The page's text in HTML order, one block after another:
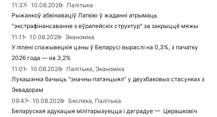
11:37 10.08.2026
Палітыка
Рыжанкоў абвінаваціў Латвію ў жаданні атрымаць
"экстрафінансаванне з еўрапейскіх структур" за закрыццё мяжы
11:11
10.08.2026
Эканоміка
У ліпені спажывецкія цэны ў Беларусі выраслі на 0,3%, з пачатку
2026 года — на 3,2%
11:01
10.08.2026
Палітыка, Эканоміка
Лукашэнка бачыць "значны патэнцыял" у двухбаковых стасунках з
Эквадорам
09:47
10.08.2026
Бяспека, Палітыка
Беларуская адукацыя мілітарызуецца і дэградуе — Церашковіч